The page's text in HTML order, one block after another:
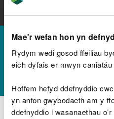
Mae'r wefan hon yn
Rydym wedi gosod ffeiliau
eich dyfais er mwyn caniatáu
Hoffem hefyd ddefnyddio
yn anfon gwybodaeth am y
ddefnyddio i wasanaethau
Perygl tanau gwyllt.
diogelwch.
Hafan >Canllawiau a
Ansawdd
Dŵr Gwastraff Trefol